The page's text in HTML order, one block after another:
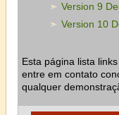
Version 9
Version 10
Esta página lista
entre em contato
qualquer